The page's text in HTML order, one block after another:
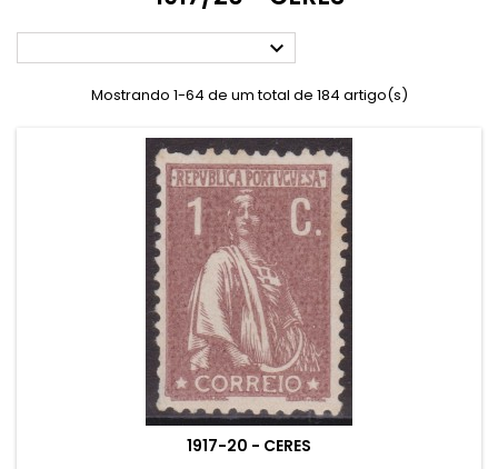

Mostrando 1-64 de um total de 184 artigo(s)
1917-20 - CERES